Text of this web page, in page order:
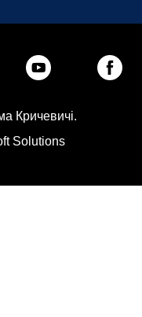
Кричевичі.
Solutions